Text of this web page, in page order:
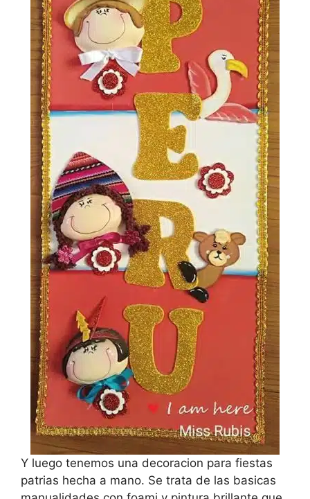
Y luego tenemos una decoracion para fiestas
patrias hecha a mano. Se trata de las basicas